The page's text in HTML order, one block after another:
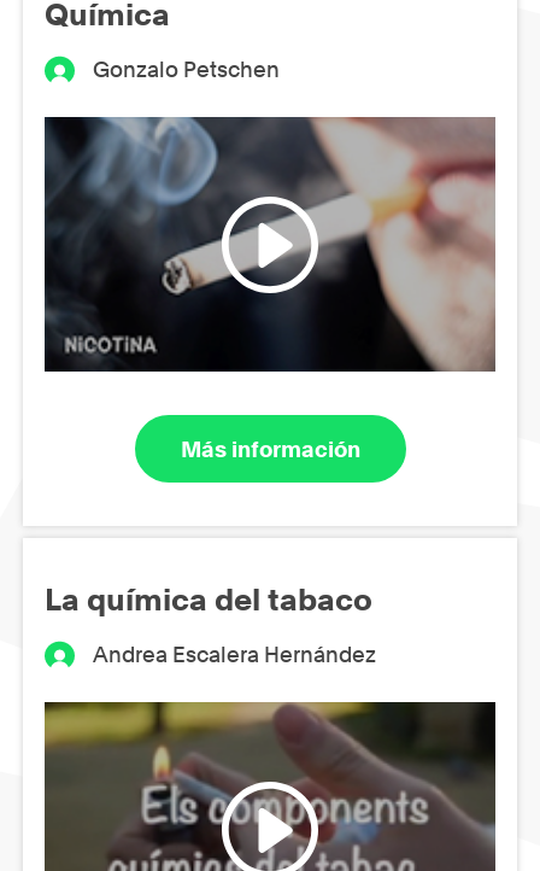
Química
Gonzalo Petschen
Más información
La química del tabaco
Andrea Escalera Hernández